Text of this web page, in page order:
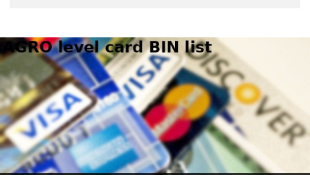
?
IP
Lookup
IP
BIN
Checker
/
Validator